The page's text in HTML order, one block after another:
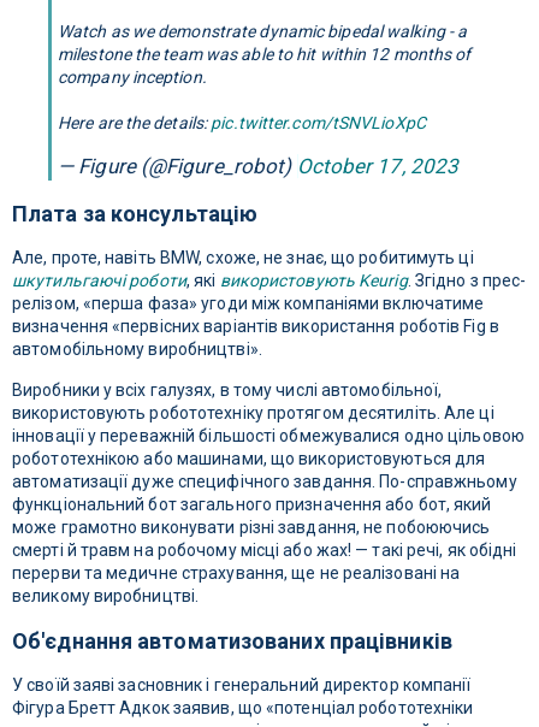
Watch as we demonstrate dynamic bipedal walking - a
milestone the team was able to hit within 12 months of
company inception.
Here are the details:pic.twitter.com/tSNVLioXpC
— Figure (@Figure_robot) October 17, 2023
Плата за консультацію
Але, проте, навіть BMW, схоже, не знає, що робитимуть ці
шкутильгаючі роботи, які використовують Keurig. Згідно з прес-
релізом, «перша фаза» угоди між компаніями включатиме
визначення «первісних варіантів використання роботів Fig в
автомобільному виробництві».
Виробники у всіх галузях, в тому числі автомобільної,
використовують робототехніку протягом десятиліть. Але ці
інновації у переважній більшості обмежувалися одно цільовою
робототехнікою або машинами, що використовуються для
автоматизації дуже специфічного завдання. По-справжньому
функціональний бот загального призначення або бот, який
може грамотно виконувати різні завдання, не побоюючись
смерті й травм на робочому місці або жах! — такі речі, як обідні
перерви та медичне страхування, ще не реалізовані на
великому виробництві.
Об'єднання автоматизованих працівників
У своїй заяві засновник і генеральний директор компанії
Фігура Бретт Адкок заявив, що «потенціал робототехніки